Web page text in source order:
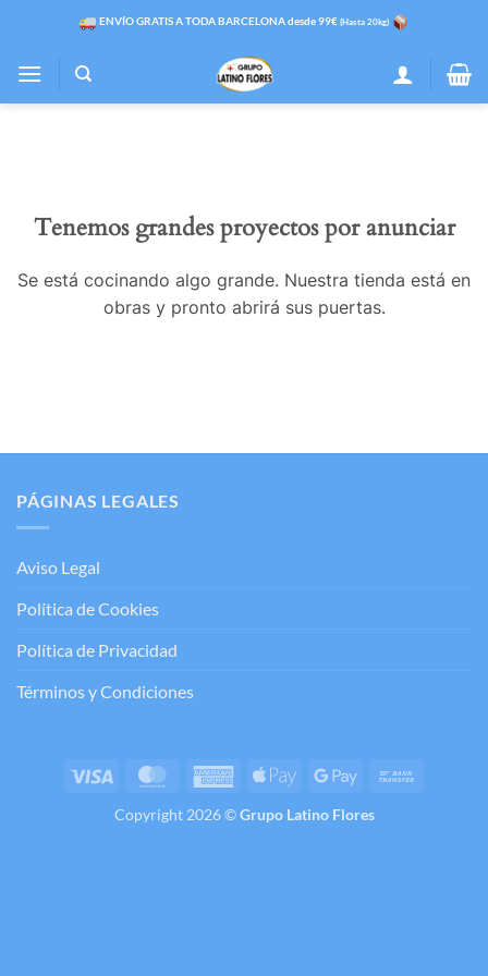
contenido
ENVÍO GRATIS A TODA BARCELONA desde 99€ (Hasta 20kg)
Tenemos grandes proyectos por anunciar
Se está cocinando algo grande. Nuestra tienda está en
obras y pronto abrirá sus puertas.
PÁGINAS LEGALES
Aviso Legal
Política de Cookies
Política de Privacidad
Términos y Condiciones
Visa MasterCardAmericanApple
Google
Copyright 2026 ©Grupo Latino Flores